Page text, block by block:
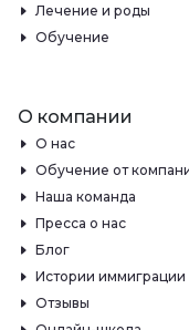
Лечение и роды
Обучение
О компании
О нас
Обучение от
Наша команда
Пресса о нас
Блог
Истории иммиграции
Отзывы